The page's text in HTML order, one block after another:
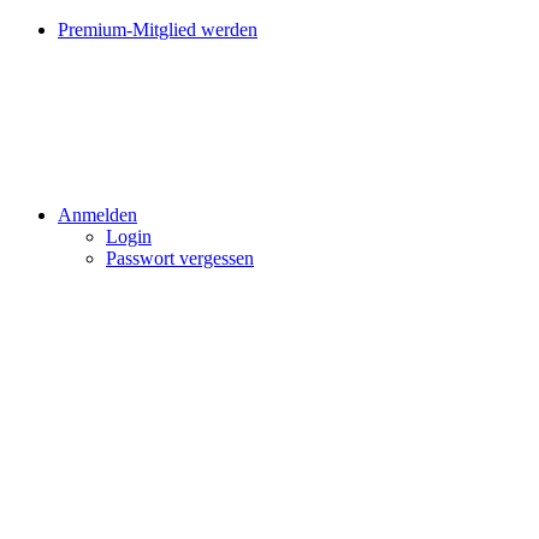
Premium-Mitglied werden
Anmelden
Login
Passwort vergessen